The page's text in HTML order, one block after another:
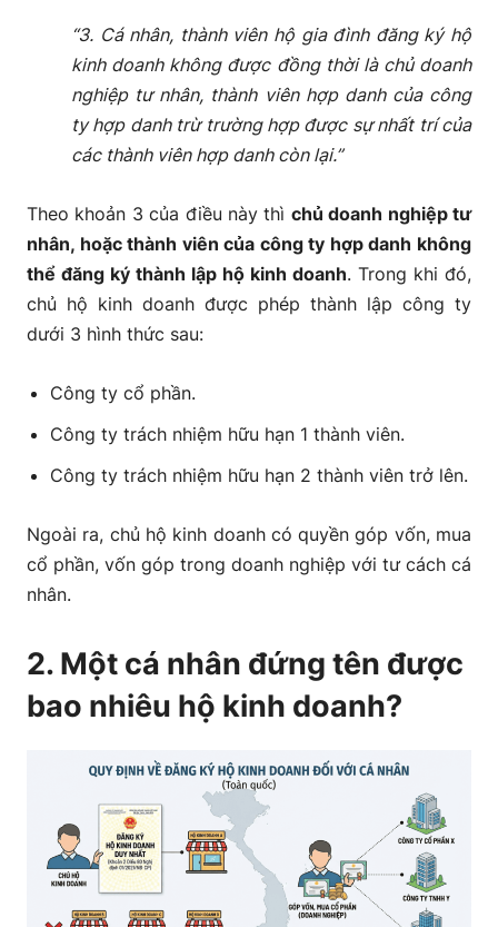
“3. Cá nhân, thành viên hộ gia đình đăng ký hộ
kinh doanh không được đồng thời là chủ doanh
nghiệp tư nhân, thành viên hợp danh của công
ty hợp danh trừ trường hợp được sự nhất trí của
các thành viên hợp danh còn lại.”
Theo khoản 3 của điều này thì chủ doanh nghiệp tư
nhân, hoặc thành viên của công ty hợp danh không
thể đăng ký thành lập hộ kinh doanh. Trong khi đó,
chủ hộ kinh doanh được phép thành lập công ty
dưới 3 hình thức sau:
Công ty cổ phần.
Công ty trách nhiệm hữu hạn 1 thành viên.
Công ty trách nhiệm hữu hạn 2 thành viên trở lên.
Ngoài ra, chủ hộ kinh doanh có quyền góp vốn, mua
cổ phần, vốn góp trong doanh nghiệp với tư cách cá
nhân.
2. Một cá nhân đứng tên được
bao nhiêu hộ kinh doanh?